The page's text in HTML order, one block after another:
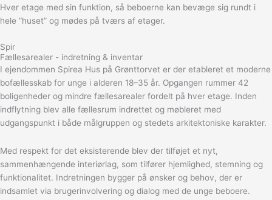
Hver etage med sin funktion, så beboerne kan bevæge sig rundt i
hele ”huset” og mødes på tværs af etager.
Spir
Fællesarealer - indretning & inventar
I ejendommen Spirea Hus på Grønttorvet er der etableret et moderne
bofællesskab for unge i alderen 18–35 år. Opgangen rummer 42
boligenheder og mindre fællesarealer fordelt på hver etage. Inden
indflytning blev alle fællesrum indrettet og møbleret med
udgangspunkt i både målgruppen og stedets arkitektoniske karakter.
Med respekt for det eksisterende blev der tilføjet et nyt,
sammenhængende interiørlag, som tilfører hjemlighed, stemning og
funktionalitet. Indretningen bygger på ønsker og behov, der er
indsamlet via brugerinvolvering og dialog med de unge beboere.